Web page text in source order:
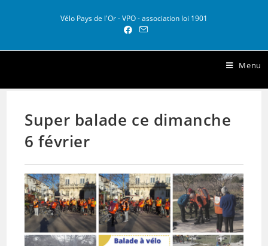
Vélo Pays de l'Or - VPO - association loi 1901
Menu
Super balade ce dimanche
6 février